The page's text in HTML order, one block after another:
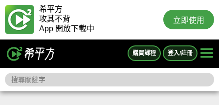
希平方
攻其不背
App 開放下載中
立即使用
購買課程 登入/註冊